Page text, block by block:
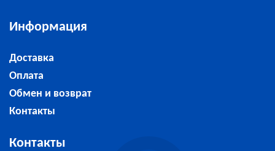
Информация
Доставка
Оплата
Обмен и возврат
Контакты
Контакты